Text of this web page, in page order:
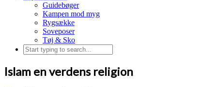
Guidebøger
Kampen mod myg
Rygsække
Soveposer
Tøj & Sko
Islam en verdens religion